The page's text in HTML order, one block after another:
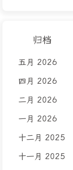
归档
五月 2026
四月 2026
二月 2026
一月 2026
十二月 2025
十一月 2025